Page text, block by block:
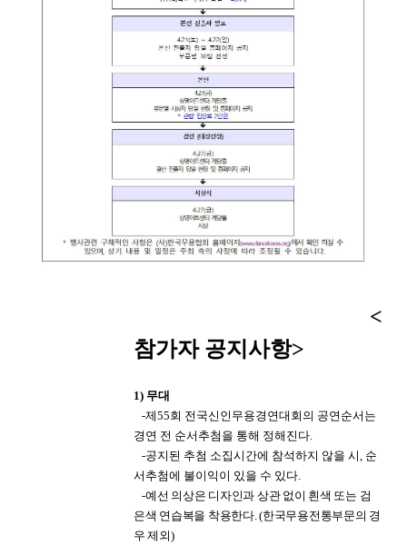
<
참가자 공지사항>
1) 무대
-제55회 전국신인무용경연대회의 공연순서는
경연 전 순서추첨을 통해 정해진다.
-공지된 추첨 소집시간에 참석하지 않을 시, 순
서추첨에 불이익이 있을 수 있다.
-예선 의상은 디자인과 상관 없이 흰색 또는 검
은색 연습복을 착용한다.(한국무용전통부문의 경
우 제외)